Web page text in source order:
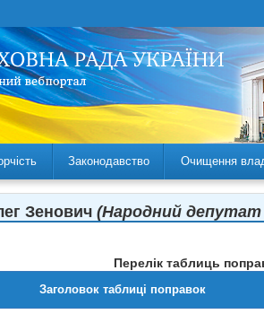
Законодавство Очищення
Зенович (Народний депутат
Перелік таблиць
Заголовок таблиці поправок